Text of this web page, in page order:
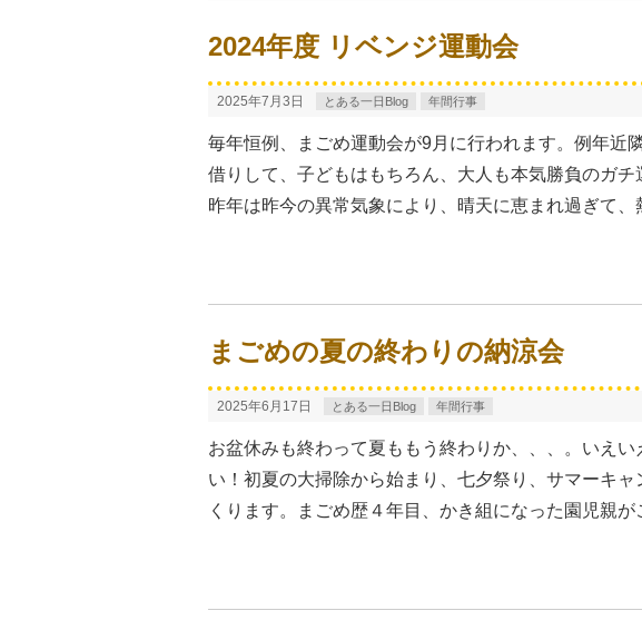
2024年度 リベンジ運動会
2025年7月3日 とある一日Blog 年間行事
毎年恒例、まごめ運動会が9月に行われます。例年近
借りして、子どもはもちろん、大人も本気勝負のガチ
昨年は昨今の異常気象により、晴天に恵まれ過ぎて
まごめの夏の終わりの納涼会
2025年6月17日 とある一日Blog 年間行事
お盆休みも終わって夏ももう終わりか、、、。いえ
い！初夏の大掃除から始まり、七夕祭り、サマーキ
くります。まごめ歴４年目、かき組になった園児親